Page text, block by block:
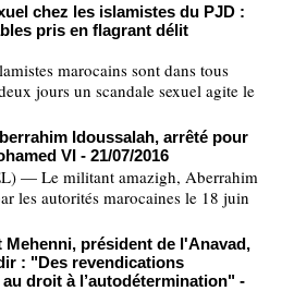
chez les islamistes du PJD :
pris en flagrant délit
marocains sont dans tous
jours un scandale sexuel agite le
Idoussalah, arrêté pour
VI - 21/07/2016
— Le militant amazigh, Aberrahim
les autorités marocaines le 18 juin
président de l'Anavad,
: "Des revendications
droit à l’autodétermination" -